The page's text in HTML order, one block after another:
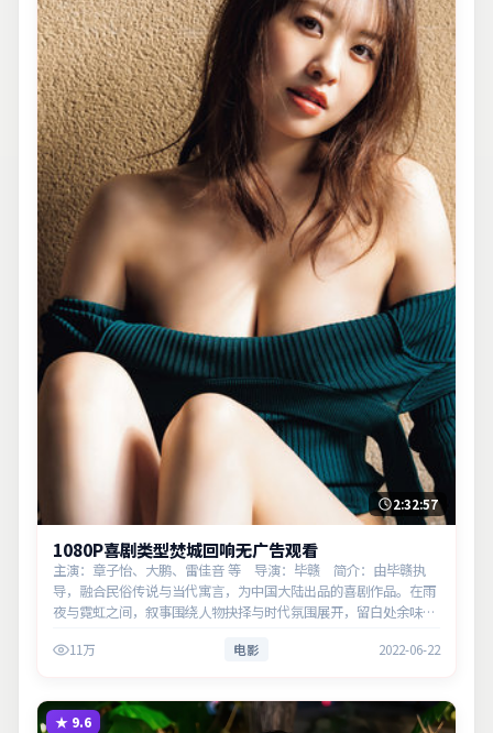
2:32:57
1080P喜剧类型焚城回响无广告观看
主演：章子怡、大鹏、雷佳音 等 导演：毕赣 简介：由毕赣执
导，融合民俗传说与当代寓言，为中国大陆出品的喜剧作品。在雨
夜与霓虹之间，叙事围绕人物抉择与时代氛围展开，留白处余味悠
意义。
11万 电影 2022-06-22
★ 9.6